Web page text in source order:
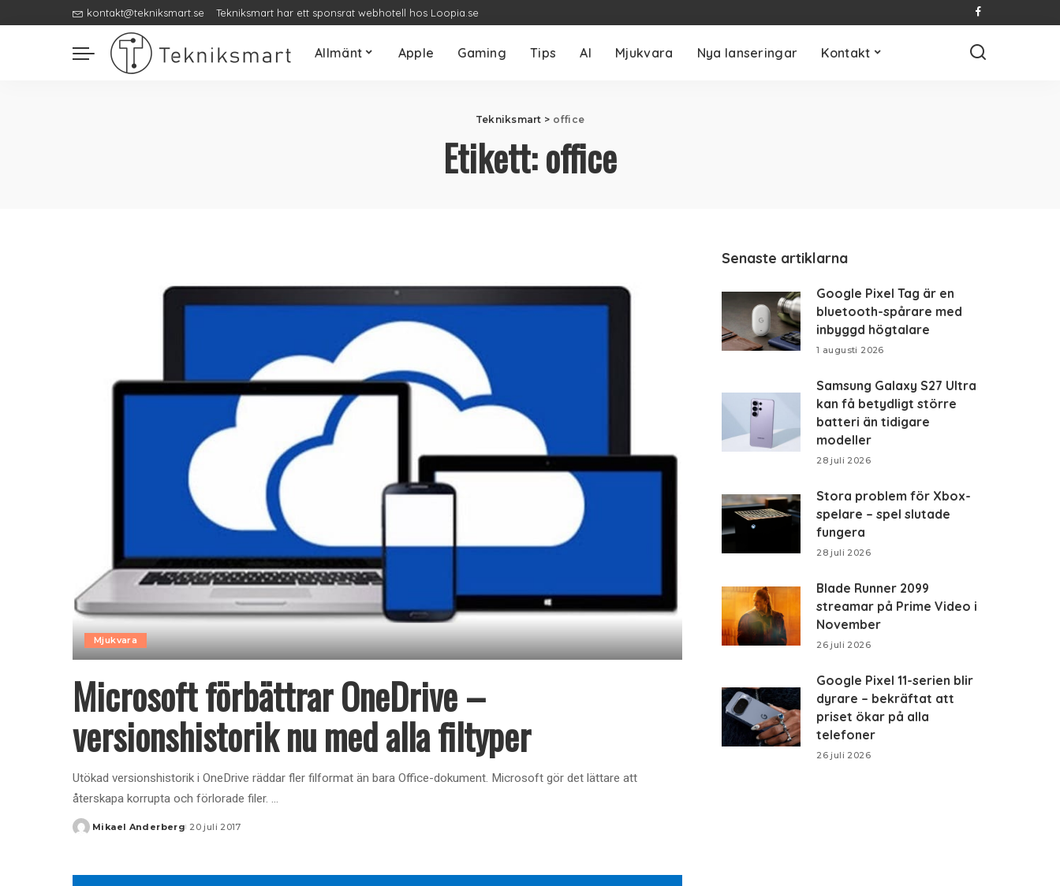
kontakt@tekniksmart.se Tekniksmart har ett sponsrat webhotell hos Loopia.se
Allmänt Apple Gaming Tips AI Mjukvara Nya lanseringar Kontakt
Tekniksmart > office
Etikett:office
Mjukvara
Microsoft förbättrar OneDrive –
versionshistorik nu med alla filtyper
Utökad versionshistorik i OneDrive räddar fler filformat än bara Office-dokument. Microsoft gör det lättare att
återskapa korrupta och förlorade filer. ...
Posted
Mikael Anderberg 20 juli 2017
Senaste artiklarna
Google Pixel Tag är en
bluetooth-spårare med
inbyggd högtalare
1 augusti 2026
Samsung Galaxy S27 Ultra
kan få betydligt större
batteri än tidigare
modeller
28 juli 2026
Stora problem för Xbox-
spelare – spel slutade
fungera
28 juli 2026
Blade Runner 2099
streamar på Prime Video i
November
26 juli 2026
Google Pixel 11-serien blir
dyrare – bekräftat att
priset ökar på alla
telefoner
26 juli 2026